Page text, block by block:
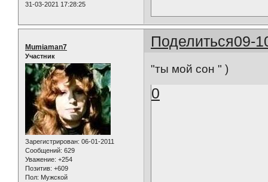
31-03-2021 17:28:25
Поделиться09-
Mumiaman7
Участник
Зарегистрирован: 06-01-2011
Сообщений: 629
Уважение: +254
Позитив: +609
Пол: Мужской
"ты мой сон " )
0